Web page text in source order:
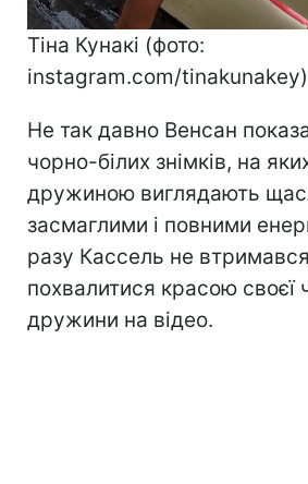
Тіна Кунакі (фото:
instagram.com/tinakunakey)
Не так давно Венсан
чорно-білих знімків, на
дружиною виглядають
засмаглими і повними
разу Кассель не
похвалитися красою своєї
дружини на відео.